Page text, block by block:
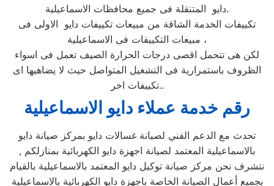
دايو المتنقلة فى جميع محافظات الاسماعيلية.
تكييفات الخدمة الشاقة من مبيعات تكييفات دايو الاولى فى
مبيعات التكييفات فى الاسماعيلية ،
لكن هى تتحمل اقصى درجات الحرارة الصيف تعمل فى اسواء
الظروف باستمرارية فى التشغيل المتواصل حيث لا يضاهيها اى
تكييفات اخر..
رقم خدمة عملاء دايو الاسماعيلية
تحدث مع الدعم الفني لصيانة غسالات دايو بمركز صيانة دايو
بالاسماعيلية المعتمد لصيانة اجهزة دايو الكهربائية بمنازلكم ,
نتشرف نحن مركز صيانة توكيل دايو المعتمد بالاسماعيلية بالقيام
بجميع أعمال الصيانة الخاصة باجهزة دايو الكهربائية بالاسماعيلية